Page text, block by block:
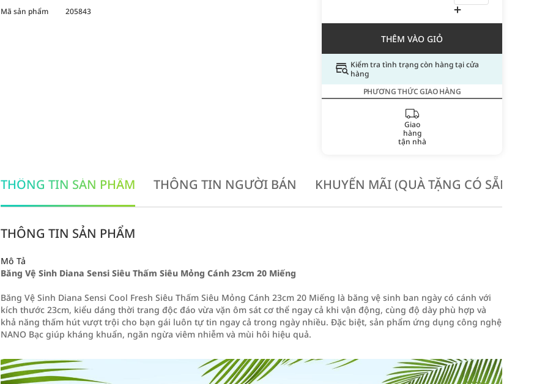
THÊM VÀO GIỎ
Kiểm tra tình trạng còn hàng tại cửa
hàng
PHƯƠNG THỨC GIAO HÀNG
Giao
hàng
tận nhà
Mã sản phẩm 205843
THÔNG TIN SẢN PHẨM THÔNG TIN NGƯỜI BÁN KHUYẾN MÃI (QUÀ TẶNG CÓ SẴN
THÔNG TIN SẢN PHẨM
Mô Tả
Băng Vệ Sinh Diana Sensi Siêu Thấm Siêu Mỏng Cánh 23cm 20 Miếng
Băng Vệ Sinh Diana Sensi Cool Fresh Siêu Thấm Siêu Mỏng Cánh 23cm 20 Miếng là băng vệ sinh ban ngày có cánh với
kích thước 23cm, kiểu dáng thời trang độc đáo vừa vặn ôm sát cơ thể ngay cả khi vận động, cùng độ dày phù hợp và
khả năng thấm hút vượt trội cho bạn gái luôn tự tin ngay cả trong ngày nhiều. Đặc biệt, sản phẩm ứng dụng công nghệ
NANO Bạc giúp kháng khuẩn, ngăn ngừa viêm nhiễm và mùi hôi hiệu quả.